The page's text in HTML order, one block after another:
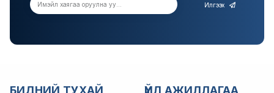
Илгээх
БИДНИЙ ТУХАЙ ҮЙЛ АЖИЛЛАГАА